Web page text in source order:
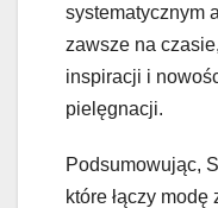
systematycznym
zawsze na
inspiracji i
pielęgnacji.
Podsumowując,
które łączy